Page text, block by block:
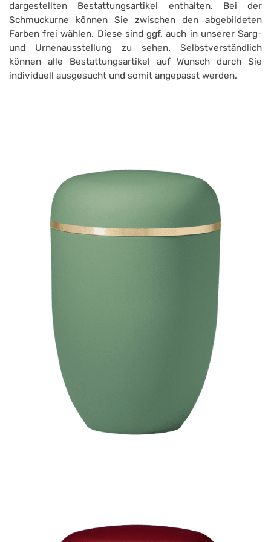
dargestellten Bestattungsartikel enthalten. Bei der
Schmuckurne können Sie zwischen den abgebildeten
Farben frei wählen. Diese sind ggf. auch in unserer Sarg-
und Urnenausstellung zu sehen. Selbstverständlich
können alle Bestattungsartikel auf Wunsch durch Sie
individuell ausgesucht und somit angepasst werden.